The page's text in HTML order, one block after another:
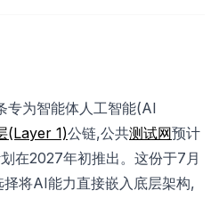
专为智能体人工智能(AI
(Layer 1)公链,公共测试网预计
在2027年初推出。这份于7月
将AI能力直接嵌入底层架构,